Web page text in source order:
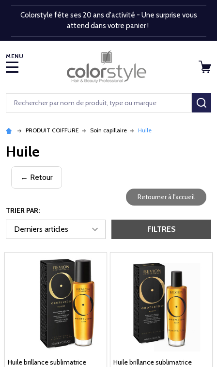
Colorstyle fête ses 20 ans d'activité - Une surprise vous
attend dans votre panier !
Rechercher
PRODUIT COIFFURE Soin capillaire Huile
Huile
← Retour
Retourner à l'accueil
TRIER PAR:
FILTRES
Huile brillance sublimatrice
Huile brillance sublimatrice